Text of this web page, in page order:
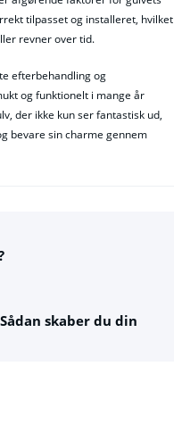
tilpasset og installeret, hvilket
revner over tid.
efterbehandling og
og funktionelt i mange år
der ikke kun ser fantastisk ud,
bevare sin charme gennem
skaber du din